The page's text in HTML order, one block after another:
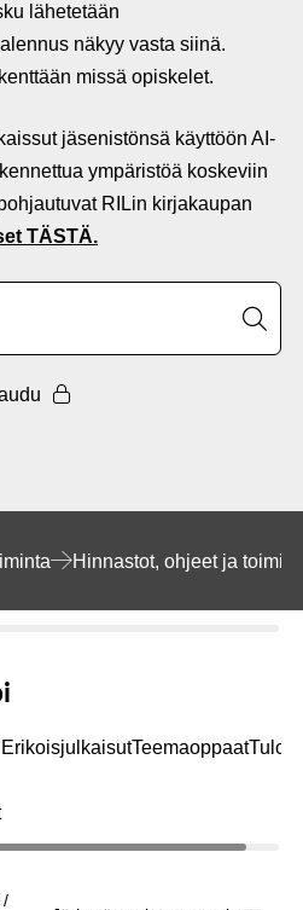
lähetetään
näkyy vasta siinä.
missä opiskelet.
jäsenistönsä käyttöön AI-
ympäristöä koskeviin
RILin kirjakaupan
TÄSTÄ.
Hinnastot, ohjeet ja
ErikoisjulkaisutTeemaoppaat
/